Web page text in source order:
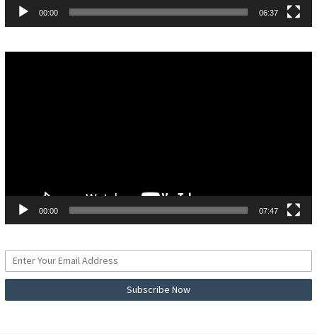
00:00 06:37
00:00 07:47